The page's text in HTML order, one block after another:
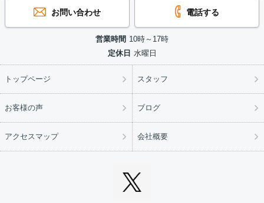
お問い合わせ 電話する
営業時間 10時～17時
定休日 水曜日
トップページ スタッフ
お客様の声 ブログ
アクセスマップ 会社概要